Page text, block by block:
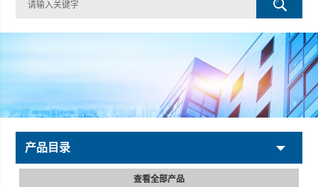
产品目录
查看全部产品